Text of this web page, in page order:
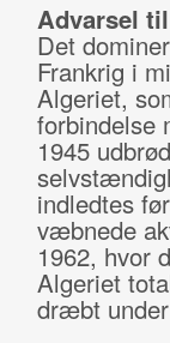
Advarsel
Det
Frankrig i
Algeriet,
forbindelse
1945
indledtes
væbnede
1962, hvor
Algeriet
dræbt